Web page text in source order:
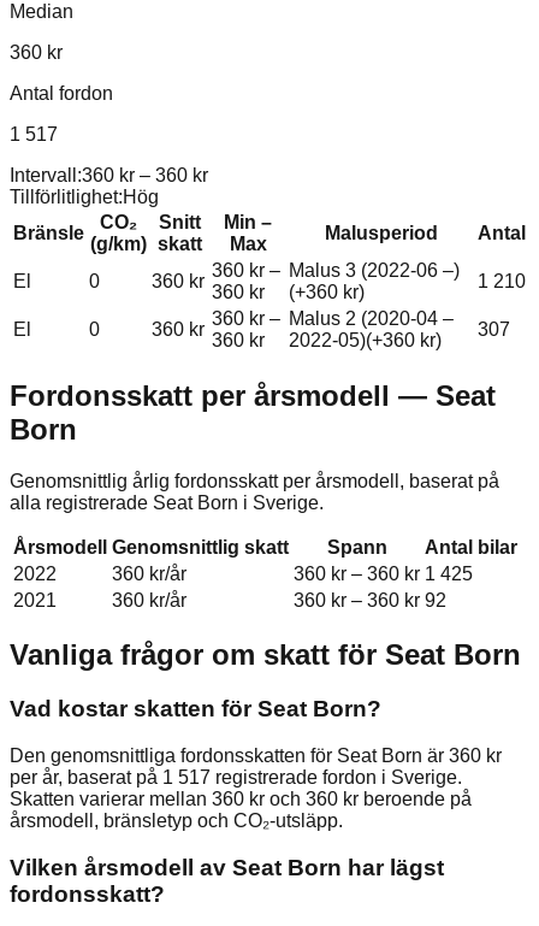
Median
360 kr
Antal fordon
1 517
Intervall:360 kr – 360 kr
Tillförlitlighet:Hög
Bränsle
CO₂
(g/km)
Snitt
skatt
Min –
Max
Malusperiod Antal
El 0 360 kr
360 kr –
360 kr
Malus 3 (2022-06 –)
(+360 kr)
1 210
El 0 360 kr
360 kr –
360 kr
Malus 2 (2020-04 –
2022-05)(+360 kr)
307
Fordonsskatt per årsmodell — Seat
Born
Genomsnittlig årlig fordonsskatt per årsmodell, baserat på
alla registrerade Seat Born i Sverige.
Årsmodell Genomsnittlig skatt Spann
Antal bilar
2022
360 kr/år 360 kr – 360 kr 1 425
2021
360 kr/år 360 kr – 360 kr 92
Vanliga frågor om skatt för Seat Born
Vad kostar skatten för Seat Born?
Den genomsnittliga fordonsskatten för Seat Born är 360 kr
per år, baserat på 1 517 registrerade fordon i Sverige.
Skatten varierar mellan 360 kr och 360 kr beroende på
årsmodell, bränsletyp och CO₂-utsläpp.
Vilken årsmodell av Seat Born har lägst
fordonsskatt?